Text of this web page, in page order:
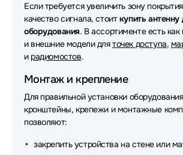
Аксессуары для сетевого
Аксессуары для сетевого
Аксессуары для сетевого
Аксессуары для сетевого
Аксессуары для сетевого
Аксессуары для сетевого
Если требуется увеличить зону
качество сигнала, стоиткупить антенну
оборудования. В ассортименте есть как
и внешние модели дляточек доступа,
и радиомостов.
Монтаж и крепление
Для правильной установки
кронштейны, крепежи и монтажные
позволяют:
закрепить устройства на стене или